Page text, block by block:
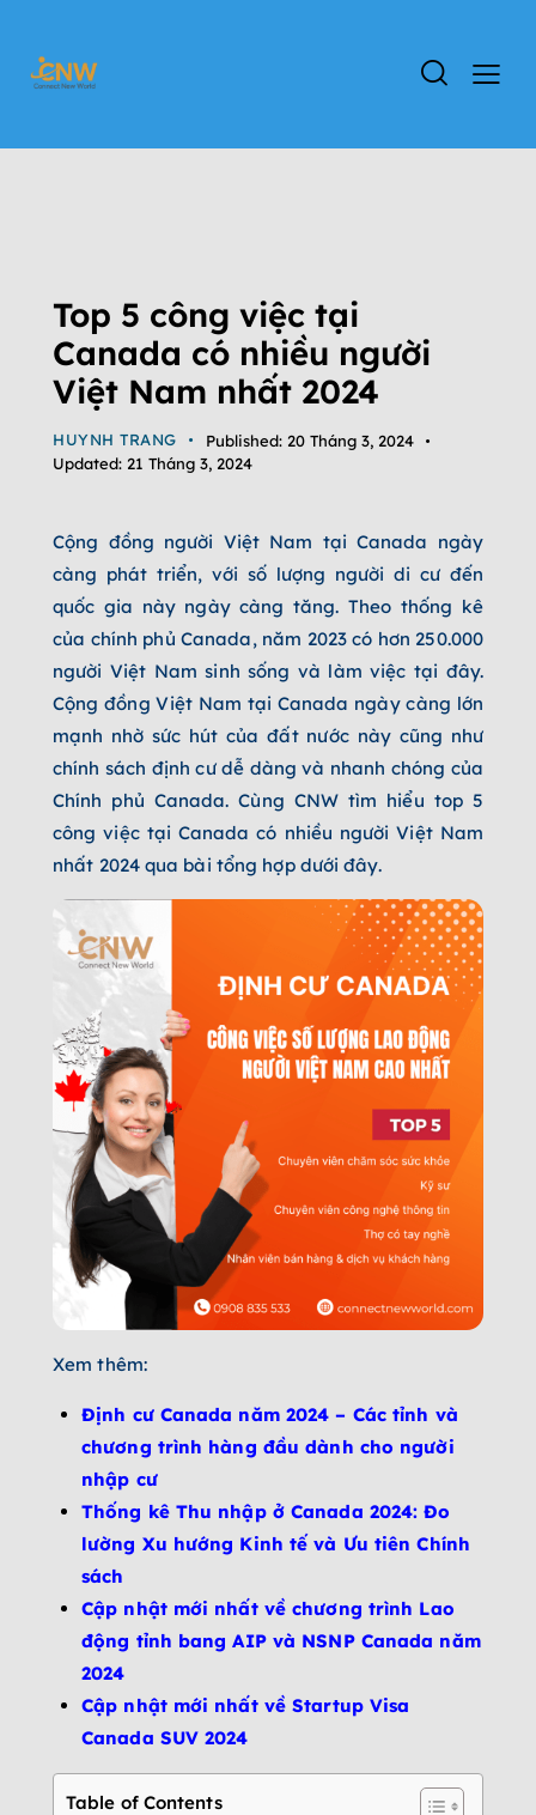
Top 5 công việc tại
Canada có nhiều người
Việt Nam nhất 2024
HUYNH TRANG Published: 20 Tháng 3, 2024
Updated: 21 Tháng 3, 2024
Cộng đồng người Việt Nam tại Canada ngày
càng phát triển, với số lượng người di cư đến
quốc gia này ngày càng tăng. Theo thống kê
của chính phủ Canada, năm 2023 có hơn 250.000
người Việt Nam sinh sống và làm việc tại đây.
Cộng đồng Việt Nam tại Canada ngày càng lớn
mạnh nhờ sức hút của đất nước này cũng như
chính sách định cư dễ dàng và nhanh chóng của
Chính phủ Canada. Cùng CNW tìm hiểu top 5
công việc tại Canada có nhiều người Việt Nam
nhất 2024 qua bài tổng hợp dưới đây.
Xem thêm:
Định cư Canada năm 2024 – Các tỉnh và
chương trình hàng đầu dành cho người
nhập cư
Thống kê Thu nhập ở Canada 2024: Đo
lường Xu hướng Kinh tế và Ưu tiên Chính
sách
Cập nhật mới nhất về chương trình Lao
động tỉnh bang AIP và NSNP Canada năm
2024
Cập nhật mới nhất về Startup Visa
Canada SUV 2024
Table of Contents